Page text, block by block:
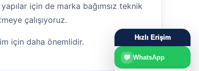
için de marka bağımsız teknik
çalışıyoruz.
için daha önemlidir. Hızlı Erişim
💬 WhatsApp